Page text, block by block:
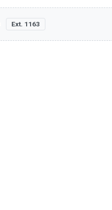
Ext. 1163